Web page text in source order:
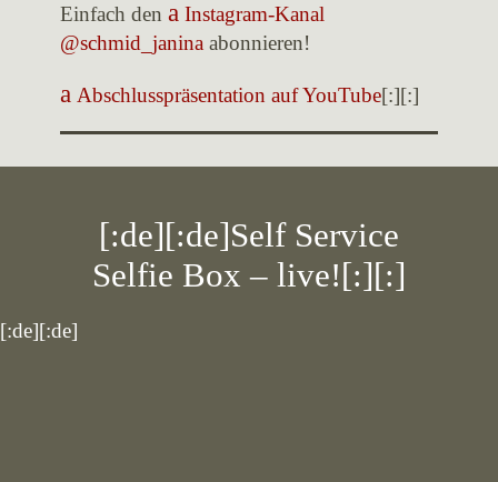
Einfach den
Instagram-Kanal
@schmid_janina abonnieren!
Abschlusspräsentation auf YouTube[:][:]
[:de][:de]Self Service
Selfie Box – live![:][:]
[:de][:de]